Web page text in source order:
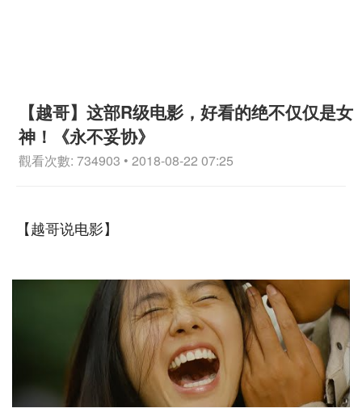
【越哥】这部R级电影，好看的绝不仅仅是女
神！《永不妥协》
觀看次數: 734903 • 2018-08-22 07:25
【越哥说电影】